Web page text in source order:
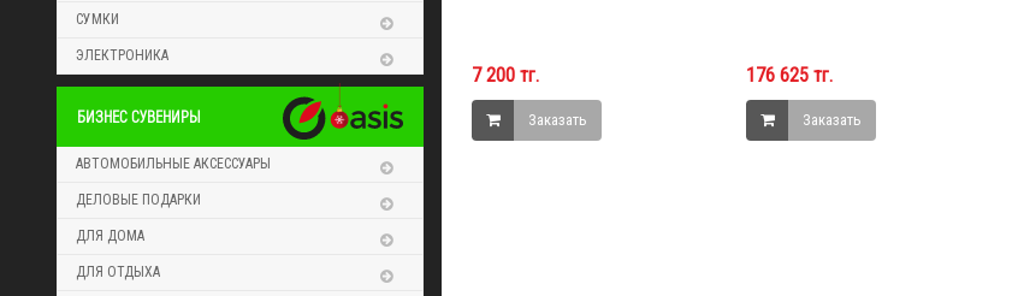
СУМКИ
ЭЛЕКТРОНИКА
БИЗНЕС СУВЕНИРЫ
АВТОМОБИЛЬНЫЕ АКСЕССУАРЫ
ДЕЛОВЫЕ ПОДАРКИ
ДЛЯ ДОМА
ДЛЯ ОТДЫХА
7 200 тг.
Заказать
176 625 тг.
Заказать